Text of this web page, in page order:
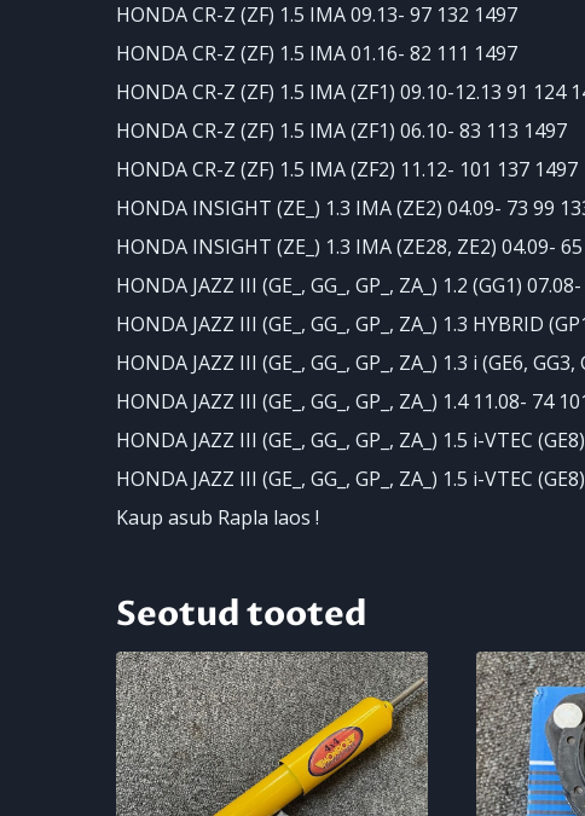
HONDA CR-Z (ZF) 1.5 IMA 09.13- 97 132 1497
HONDA CR-Z (ZF) 1.5 IMA 01.16- 82 111 1497
HONDA CR-Z (ZF) 1.5 IMA (ZF1) 09.10-12.13 91 124
HONDA CR-Z (ZF) 1.5 IMA (ZF1) 06.10- 83 113 1497
HONDA CR-Z (ZF) 1.5 IMA (ZF2) 11.12- 101 137 1497
HONDA INSIGHT (ZE_) 1.3 IMA (ZE2) 04.09- 73 99
HONDA INSIGHT (ZE_) 1.3 IMA (ZE28, ZE2) 04.09-
HONDA JAZZ III (GE_, GG_, GP_, ZA_) 1.2 (GG1)
HONDA JAZZ III (GE_, GG_, GP_, ZA_) 1.3 HYBRID
HONDA JAZZ III (GE_, GG_, GP_, ZA_) 1.3 i (GE6,
HONDA JAZZ III (GE_, GG_, GP_, ZA_) 1.4 11.08- 74
HONDA JAZZ III (GE_, GG_, GP_, ZA_) 1.5 i-VTEC
HONDA JAZZ III (GE_, GG_, GP_, ZA_) 1.5 i-VTEC
Kaup asub Rapla laos !
Seotud tooted